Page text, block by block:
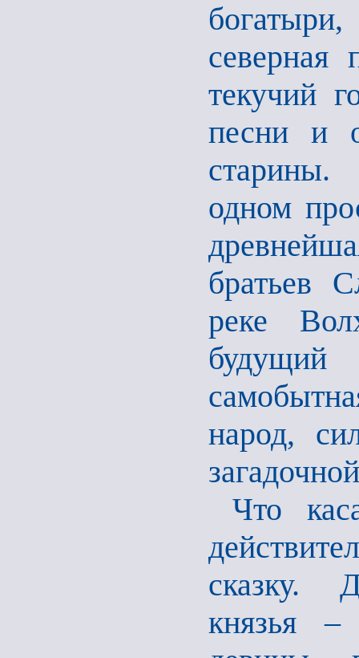
северная
текучий
песни и
старины.
одном
братьев
реке
народ,
Что
сказку.
князья –